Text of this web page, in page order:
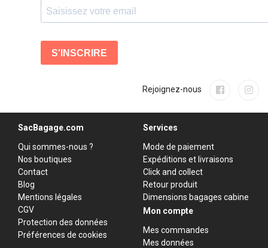
Rejoignez-nous
SacBagage.com
Qui sommes-nous ?
Nos boutiques
Contact
Blog
Mentions légales
CGV
Protection des données
Préférences de cookies
Services
Mode de paiement
Expéditions et livraisons
Click and collect
Retour produit
Dimensions bagages cabine
Mon compte
Mes commandes
Mes données